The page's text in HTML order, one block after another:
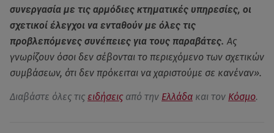
συνεργασία με τις αρμόδιες κτηματικές υπηρεσίες, οι
σχετικοί έλεγχοι να ενταθούν με όλες τις
προβλεπόμενες συνέπειες για τους παραβάτες.Ας
γνωρίζουν όσοι δεν σέβονται το περιεχόμενο των σχετικών
συμβάσεων, ότι δεν πρόκειται να χαριστούμε σε κανέναν».
Διαβάστε όλες τις ειδήσεις από την Ελλάδα και τον Κόσμο.